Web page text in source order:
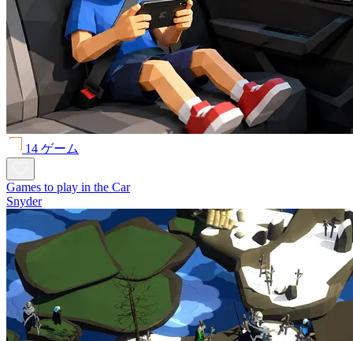
14 ゲーム
Games to play in the Car
Snyder